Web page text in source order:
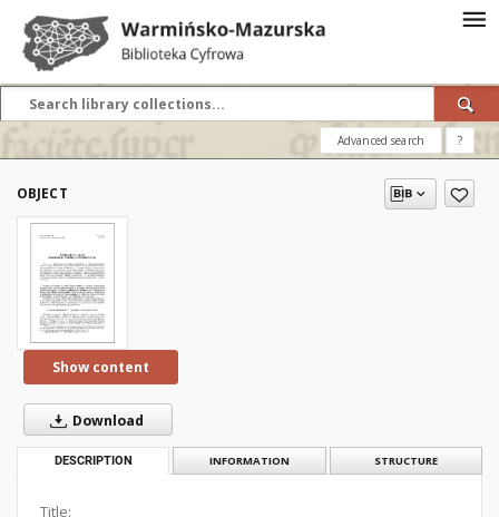
Advanced search ?
OBJECT
Show content
Download
DESCRIPTION INFORMATION STRUCTURE
Title: